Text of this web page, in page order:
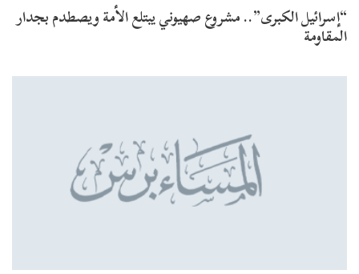
“إسرائيل الكبرى”.. مشروع صهيوني يبتلع الأمة ويصطدم بجدار
المقاومة